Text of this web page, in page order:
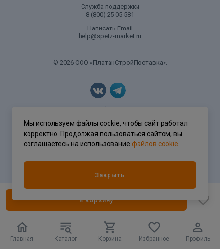
Главная Каталог Корзина Избранное Профиль
В корзину
Служба поддержки
8 (800) 25 05 581
Написать Email
help@spetz-market.ru
© 2026 ООО «ПлатанСтройПоставка».
.
Политика конфиденциальности
Мы используем файлы cookie, чтобы сайт работал
корректно. Продолжая пользоваться сайтом, вы
соглашаетесь на использование файлов cookie
Закрыть